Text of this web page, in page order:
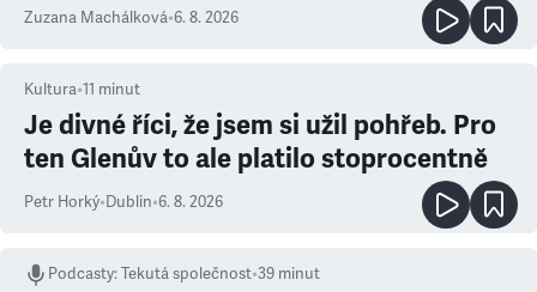
Zuzana Machálková•6. 8. 2026
Kultura•11 minut
Je divné říci, že jsem si užil pohřeb. Pro
ten Glenův to ale platilo stoprocentně
Petr Horký•Dublin•6. 8. 2026
Podcasty:Tekutá společnost•39 minut